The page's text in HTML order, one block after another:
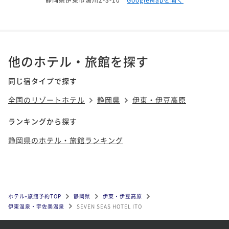
他のホテル・旅館を探す
同じ宿タイプで探す
全国のリゾートホテル
静岡県 伊東・伊豆高原
ランキングから探す
静岡県のホテル・旅館ランキング
ホテル•旅館予約TOP 静岡県
伊東・伊豆高原
伊東温泉・宇佐美温泉
SEVEN SEAS HOTEL ITO